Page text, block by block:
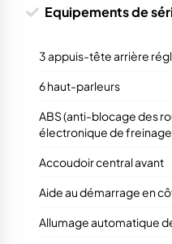
Equipements de
3 appuis-tête arrière
6 haut-parleurs
ABS (anti-blocage des
électronique de
Accoudoir central avant
Aide au démarrage en
Allumage automatique